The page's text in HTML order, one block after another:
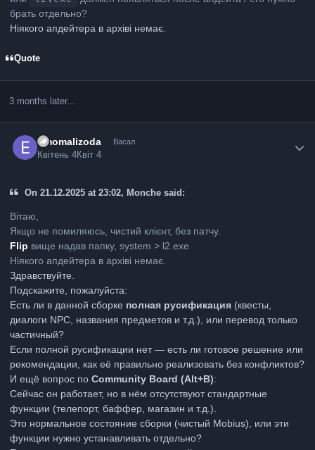
брать отдельно?
Ніякого апдейтера в архіві немає.
Quote
3 months later...
Emomalizoda Васал
Квітень 4Квіт 4
On 21.12.2025 at 23:02, Monche said:
Вітаю,
Якщо не помиляюсь, чистий клієнт, без патчу.
Flip вище надав папку, system > l2.exe
Ніякого апдейтера в архіві немає.
Здравствуйте.
Подскажите, пожалуйста:
Есть ли в данной сборке полная русификация (квесты,
диалоги NPC, названия предметов и т.д.), или перевод только
частичный?
Если полной русификации нет — есть ли готовое решение или
рекомендации, как её правильно реализовать без конфликтов?
И ещё вопрос по Community Board (Alt+B):
Сейчас он работает, но в нём отсутствуют стандартные
функции (телепорт, баффер, магазин и т.д.).
Это нормальное состояние сборки (чистый Mobius), или эти
функции нужно устанавливать отдельно?